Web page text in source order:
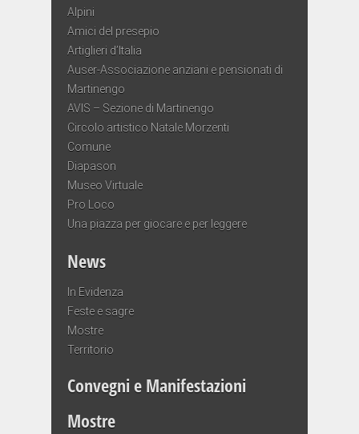
Alpini
Amici del presepio
Artiglieri d’Italia
Auser-Associazione anziani e pensionati di
Martinengo
AVIS – Sezione di Martinengo
Circolo artistico Natale Morzenti
Comune
Diapason
Museo Virtuale
Pro Loco
Una piazza per giocare e per leggere
News
In Evidenza
Feste e sagre
Mostre
Territorio
Convegni e Manifestazioni
Mostre